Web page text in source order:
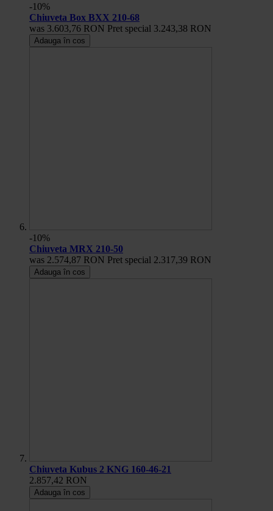
-10%
Chiuveta Box BXX 210-68
was 3.603,76 RON Pret special 3.243,38 RON
Adauga în cos
-10%
Chiuveta MRX 210-50
was 2.574,87 RON Pret special 2.317,39 RON
Adauga în cos
Chiuveta Kubus 2 KNG 160-46-21
2.857,42 RON
Adauga în cos